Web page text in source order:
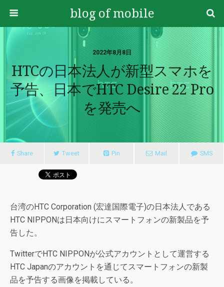
blog of mobile
2022年8月8日
HTCの日本法人が新型スマホを
予告、日本でHTC Desire 22 Pro
を発売へ
Share Tweet Pin Mail SMS
台湾のHTC Corporation (宏達国際電子)の日本法人である
HTC NIPPONは日本向けにスマートフォンの新製品を予
告した。
TwitterでHTC NIPPONが公式アカウントとして運営する
HTC Japanのアカウントを通じてスマートフォンの新製
品を予告する画像を掲載している。